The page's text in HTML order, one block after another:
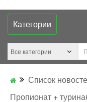
Категории
Список
Пропионат +